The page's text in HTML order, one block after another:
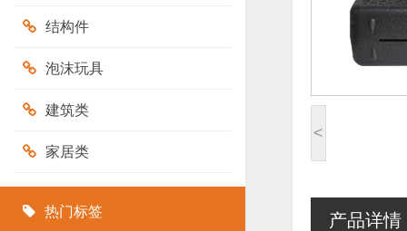
结构件
泡沫玩具
建筑类
家居类
热门标签
<
产品详情